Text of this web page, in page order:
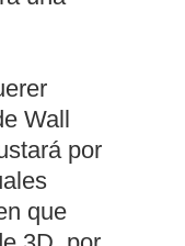
Wall
por
que